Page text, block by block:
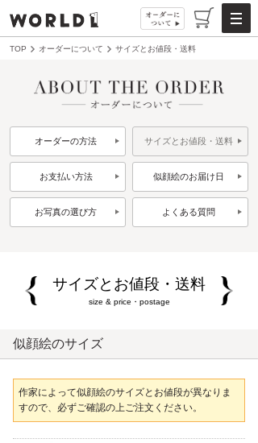
TOP オーダーについて サイズとお値段・送料
オーダーの方法 サイズとお値段・送料
お支払い方法 似顔絵のお届け日
お写真の選び方 よくある質問
サイズとお値段・送料
size & price・postage
似顔絵のサイズ
作家によって似顔絵のサイズとお値段が異なりま
すので、必ずご確認の上ご注文ください。